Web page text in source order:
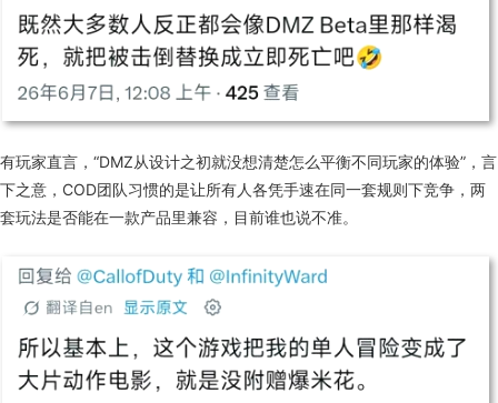
有玩家直言，“DMZ从设计之初就没想清楚怎么平衡不同玩家的体验”，言
下之意，COD团队习惯的是让所有人各凭手速在同一套规则下竞争，两
套玩法是否能在一款产品里兼容，目前谁也说不准。